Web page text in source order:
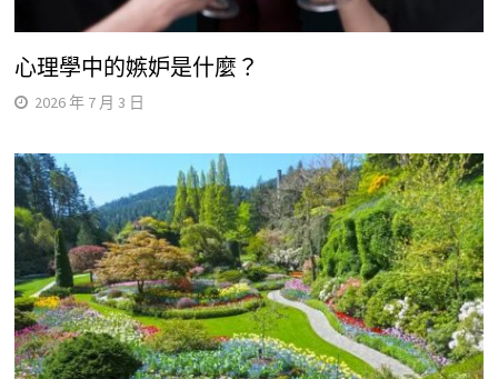
心理學中的嫉妒是什麼？
2026 年 7 月 3 日